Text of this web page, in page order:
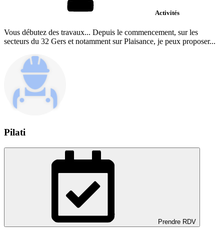
Activités
Vous débutez des travaux... Depuis le commencement, sur les
secteurs du 32 Gers et notamment sur Plaisance, je peux proposer...
Pilati
Prendre RDV